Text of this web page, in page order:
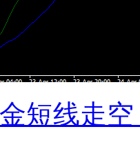
短线走空